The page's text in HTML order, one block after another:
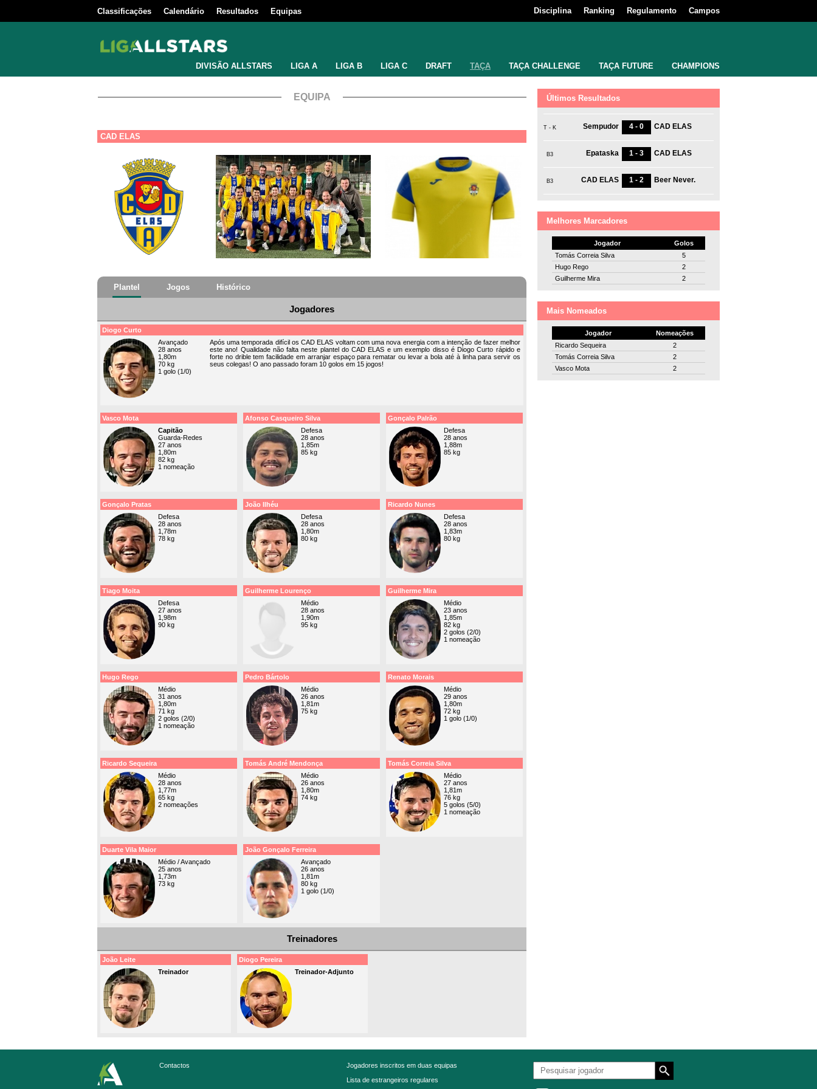
Classificações Calendário Resultados Equipas Disciplina Ranking Regulamento Campos
DIVISÃO ALLSTARS LIGA A LIGA B LIGA C DRAFT TAÇA TAÇA CHALLENGE TAÇA FUTURE CHAMPIONS
EQUIPA
CAD ELAS
Plantel Jogos Histórico
Jogadores
Diogo Curto
Avançado
28 anos
1,80m
70 kg
1 golo (1/0)
Após uma temporada difícil os CAD ELAS voltam com uma nova energia com a intenção de fazer melhor
este ano! Qualidade não falta neste plantel do CAD ELAS e um exemplo disso é Diogo Curto rápido e
forte no drible tem facilidade em arranjar espaço para rematar ou levar a bola até à linha para servir os
seus colegas! O ano passado foram 10 golos em 15 jogos!
Vasco Mota
Capitão
Guarda-Redes
27 anos
1,80m
82 kg
1 nomeação
Afonso Casqueiro Silva
Defesa
28 anos
1,85m
85 kg
Gonçalo Palrão
Defesa
28 anos
1,88m
85 kg
Gonçalo Pratas
Defesa
28 anos
1,78m
78 kg
João Ilhéu
Defesa
28 anos
1,80m
80 kg
Ricardo Nunes
Defesa
28 anos
1,83m
80 kg
Tiago Moita
Defesa
27 anos
1,98m
90 kg
Guilherme Lourenço
Médio
28 anos
1,90m
95 kg
Guilherme Mira
Médio
23 anos
1,85m
82 kg
2 golos (2/0)
1 nomeação
Hugo Rego
Médio
31 anos
1,80m
71 kg
2 golos (2/0)
1 nomeação
Pedro Bártolo
Médio
26 anos
1,81m
75 kg
Renato Morais
Médio
29 anos
1,80m
72 kg
1 golo (1/0)
Ricardo Sequeira
Médio
28 anos
1,77m
65 kg
2 nomeações
Tomás André Mendonça
Médio
26 anos
1,80m
74 kg
Tomás Correia Silva
Médio
27 anos
1,81m
76 kg
5 golos (5/0)
1 nomeação
Duarte Vila Maior
Médio / Avançado
25 anos
1,73m
73 kg
João Gonçalo Ferreira
Avançado
26 anos
1,81m
80 kg
1 golo (1/0)
Treinadores
João Leite
Treinador
Diogo Pereira
Treinador-Adjunto
Últimos Resultados
T - K Sempudor 4 - 0 CAD ELAS
B3 Epataska 1 - 3 CAD ELAS
B3 CAD ELAS 1 - 2 Beer Never.
Melhores Marcadores
Jogador
Golos
Tomás Correia Silva
5
Hugo Rego
2
Guilherme Mira
2
Mais Nomeados
Jogador
Nomeações
Ricardo Sequeira
2
Tomás Correia Silva
2
Vasco Mota
2
Contactos
Jogadores inscritos em duas equipas
Lista de estrangeiros regulares